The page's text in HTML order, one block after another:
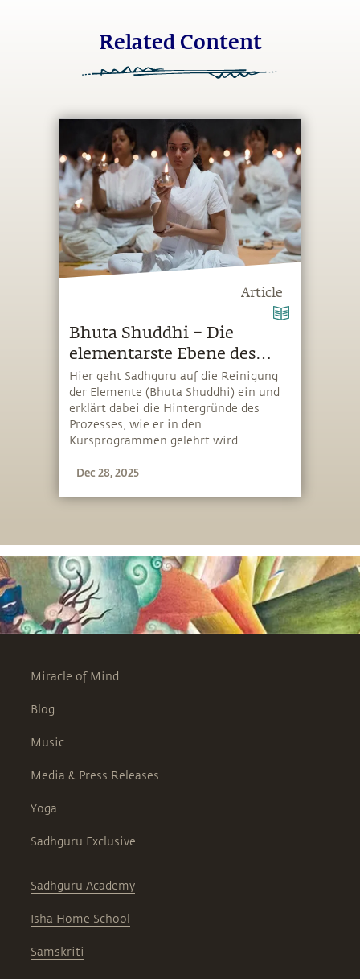
Related Content
Article
Bhuta Shuddhi – Die
elementarste Ebene des
Lebens ansprechen
Hier geht Sadhguru auf die Reinigung
der Elemente (Bhuta Shuddhi) ein und
erklärt dabei die Hintergründe des
Prozesses, wie er in den
Kursprogrammen gelehrt wird
Dec 28, 2025
Miracle of Mind
Blog
Music
Media & Press Releases
Yoga
Sadhguru Exclusive
Sadhguru Academy
Isha Home School
Samskriti